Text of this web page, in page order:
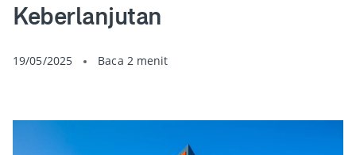
Keberlanjutan
19/05/2025 Baca 2 menit